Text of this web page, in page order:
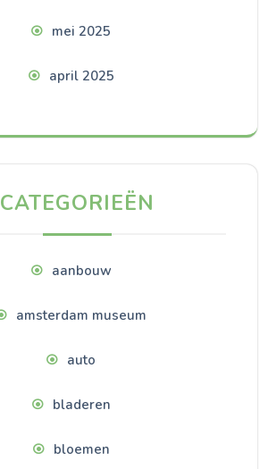
mei 2025
april 2025
CATEGORIEËN
aanbouw
amsterdam museum
auto
bladeren
bloemen